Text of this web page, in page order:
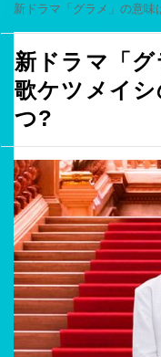
新ドラマ「グラメ」の意
新ドラマ「
歌ケツメイ
つ?